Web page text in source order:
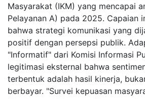
Masyarakat (IKM) yang mencapai
Pelayanan A) pada 2025. Capaian
bahwa strategi komunikasi yang
positif dengan persepsi publik.
"Informatif" dari Komisi Informasi
legitimasi eksternal bahwa
terbentuk adalah hasil kinerja,
berbayar. "Survei kepuasan